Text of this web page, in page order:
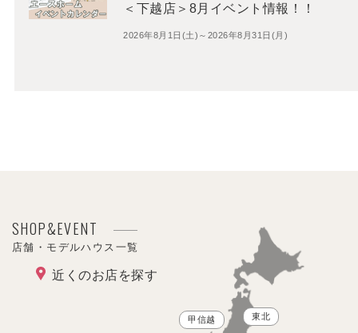
＜下越店＞8月イベント情報！！
2026年8月1日(土)～2026年8月31日(月)
SHOP&EVENT
店舗・モデルハウス一覧
近くのお店を探す
東北
甲信越